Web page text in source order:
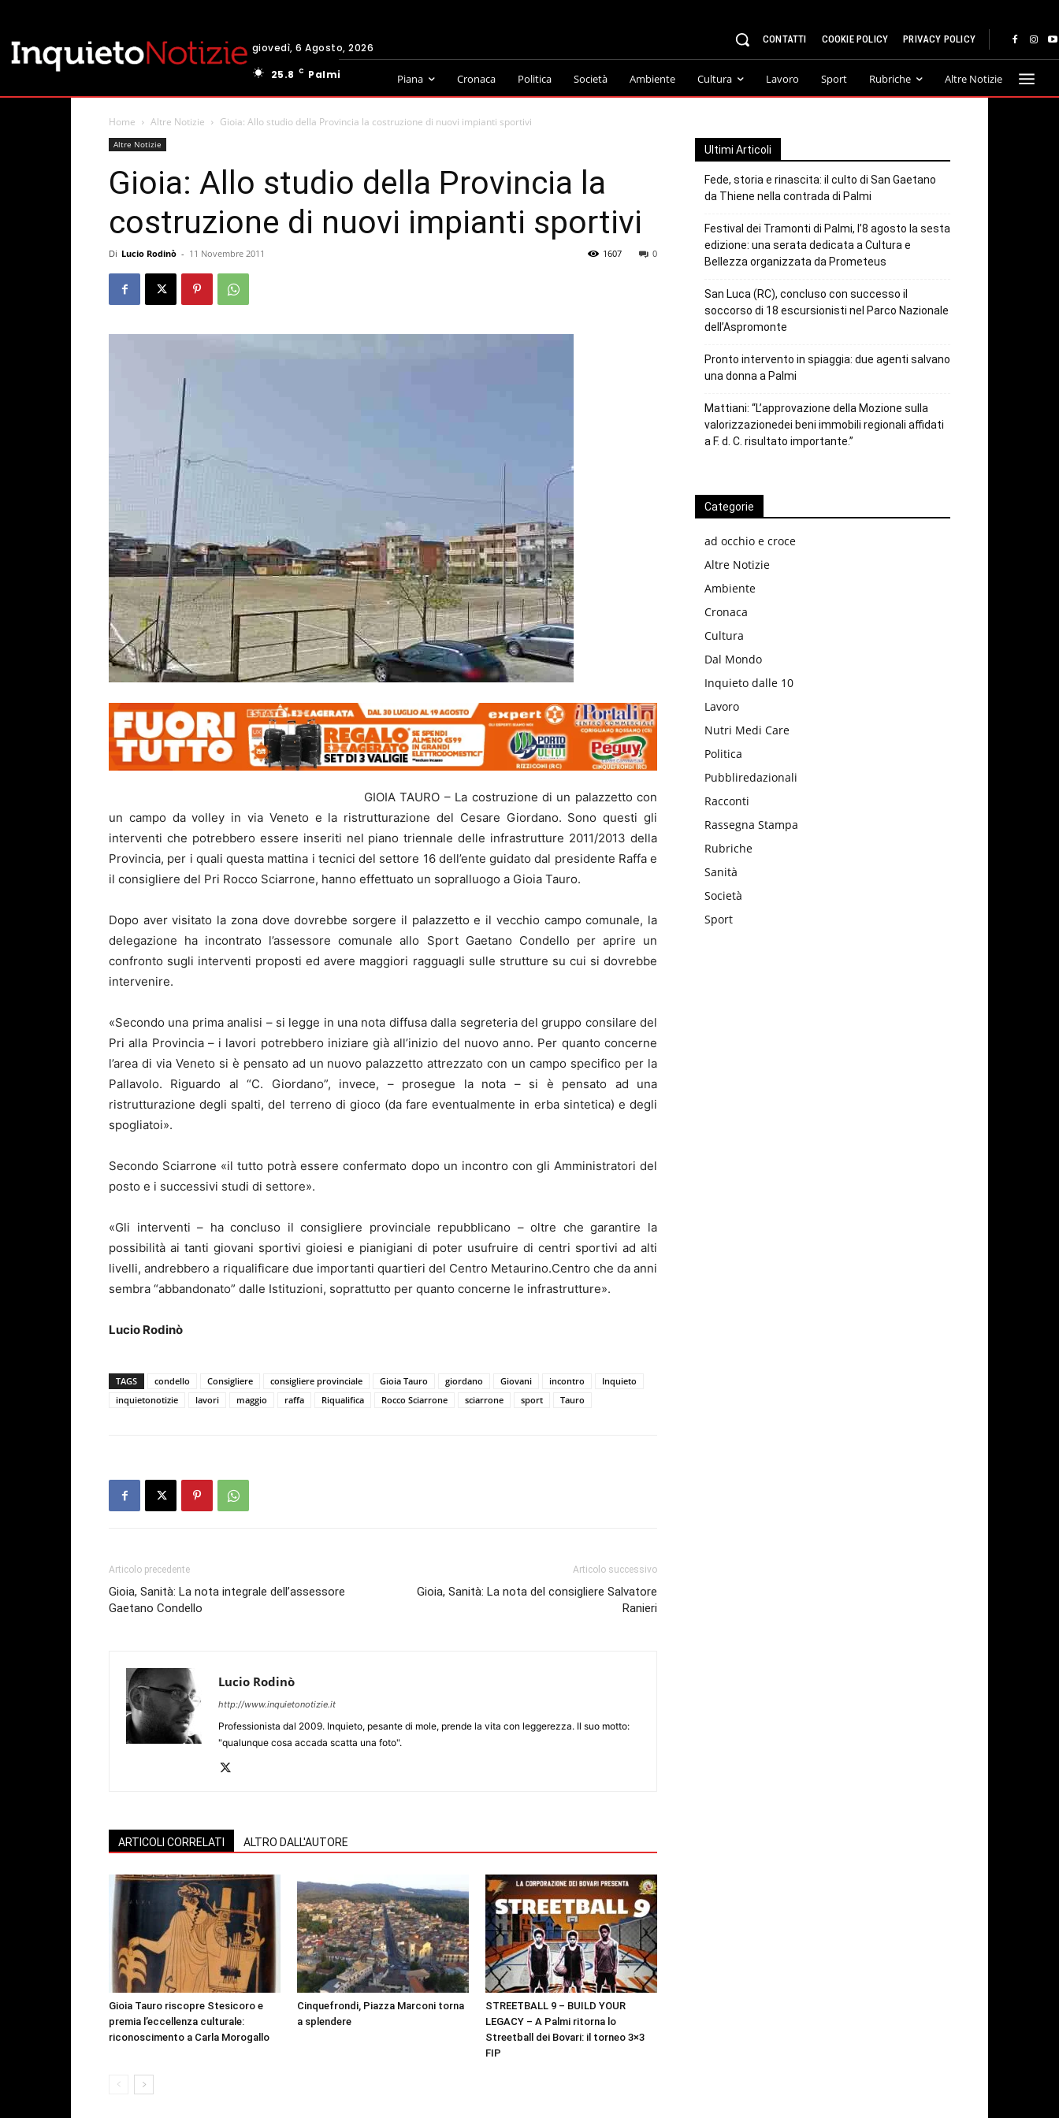
giovedì, 6 Agosto, 2026
25.8
C Palmi
CONTATTI COOKIE POLICY PRIVACY POLICY
Piana Cronaca Politica Società Ambiente Cultura Lavoro Sport Rubriche Altre Notizie
Home Altre Notizie Gioia: Allo studio della Provincia la costruzione di nuovi impianti sportivi
Altre Notizie
Gioia: Allo studio della Provincia la
costruzione di nuovi impianti sportivi
Di Lucio Rodinò - 11 Novembre 2011 0
1607
GIOIA TAURO – La costruzione di un palazzetto con
un campo da volley in via Veneto e la ristrutturazione del Cesare Giordano. Sono questi gli
interventi che potrebbero essere inseriti nel piano triennale delle infrastrutture 2011/2013 della
Provincia, per i quali questa mattina i tecnici del settore 16 dell’ente guidato dal presidente Raffa e
il consigliere del Pri Rocco Sciarrone, hanno effettuato un sopralluogo a Gioia Tauro.
Dopo aver visitato la zona dove dovrebbe sorgere il palazzetto e il vecchio campo comunale, la
delegazione ha incontrato l’assessore comunale allo Sport Gaetano Condello per aprire un
confronto sugli interventi proposti ed avere maggiori ragguagli sulle strutture su cui si dovrebbe
intervenire.
«Secondo una prima analisi – si legge in una nota diffusa dalla segreteria del gruppo consilare del
Pri alla Provincia – i lavori potrebbero iniziare già all’inizio del nuovo anno. Per quanto concerne
l’area di via Veneto si è pensato ad un nuovo palazzetto attrezzato con un campo specifico per la
Pallavolo. Riguardo al “C. Giordano”, invece, – prosegue la nota – si è pensato ad una
ristrutturazione degli spalti, del terreno di gioco (da fare eventualmente in erba sintetica) e degli
spogliatoi».
Secondo Sciarrone «il tutto potrà essere confermato dopo un incontro con gli Amministratori del
posto e i successivi studi di settore».
«Gli interventi – ha concluso il consigliere provinciale repubblicano – oltre che garantire la
possibilità ai tanti giovani sportivi gioiesi e pianigiani di poter usufruire di centri sportivi ad alti
livelli, andrebbero a riqualificare due importanti quartieri del Centro Metaurino.Centro che da anni
sembra “abbandonato” dalle Istituzioni, soprattutto per quanto concerne le infrastrutture».
Lucio Rodinò
TAGS condello Consigliere consigliere provinciale Gioia Tauro giordano Giovani incontro
Inquieto
inquietonotizie
lavori maggio raffa Riqualifica Rocco Sciarrone sciarrone sport Tauro
Articolo precedente
Gioia, Sanità: La nota integrale dell’assessore
Gaetano Condello
Articolo successivo
Gioia, Sanità: La nota del consigliere Salvatore
Ranieri
Lucio Rodinò
http://www.inquietonotizie.it
Professionista dal 2009. Inquieto, pesante di mole, prende la vita con leggerezza. Il suo motto:
"qualunque cosa accada scatta una foto".
ARTICOLI CORRELATI ALTRO DALL'AUTORE
Gioia Tauro riscopre Stesicoro e
premia l’eccellenza culturale:
riconoscimento a Carla Morogallo
Cinquefrondi, Piazza Marconi torna
a splendere
STREETBALL 9 – BUILD YOUR
LEGACY – A Palmi ritorna lo
Streetball dei Bovari: il torneo 3×3
FIP
Ultimi Articoli
Fede, storia e rinascita: il culto di San Gaetano
da Thiene nella contrada di Palmi
Festival dei Tramonti di Palmi, l’8 agosto la sesta
edizione: una serata dedicata a Cultura e
Bellezza organizzata da Prometeus
San Luca (RC), concluso con successo il
soccorso di 18 escursionisti nel Parco Nazionale
dell’Aspromonte
Pronto intervento in spiaggia: due agenti salvano
una donna a Palmi
Mattiani: “L’approvazione della Mozione sulla
valorizzazionedei beni immobili regionali affidati
a F. d. C. risultato importante.”
Categorie
ad occhio e croce
Altre Notizie
Ambiente
Cronaca
Cultura
Dal Mondo
Inquieto dalle 10
Lavoro
Nutri Medi Care
Politica
Pubbliredazionali
Racconti
Rassegna Stampa
Rubriche
Sanità
Società
Sport